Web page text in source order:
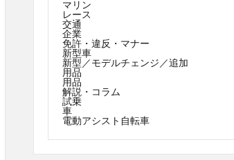
マリン
レース
交通
企業
免許・違反・マナー
新型車
新型／モデルチェンジ／追加
用品
用品
解説・コラム
試乗
車
電動アシスト自転車